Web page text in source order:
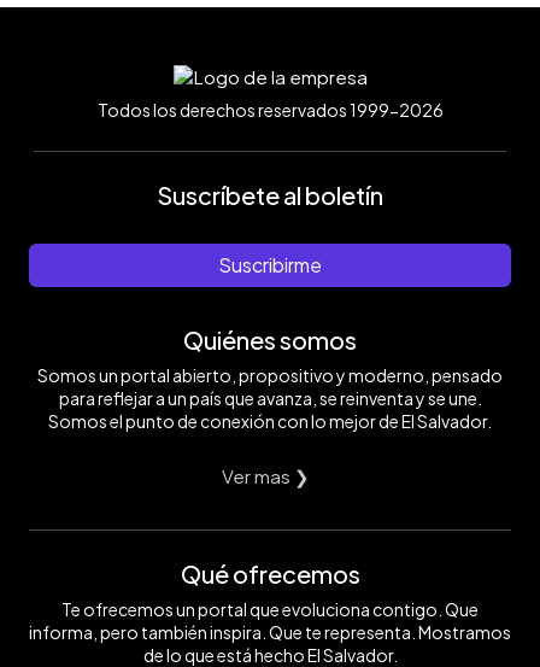
Todos los derechos reservados 1999-2026
Suscríbete al boletín
Suscribirme
Quiénes somos
Somos un portal abierto, propositivo y moderno, pensado
para reflejar a un país que avanza, se reinventa y se une.
Somos el punto de conexión con lo mejor de El Salvador.
Ver mas ❯
Qué ofrecemos
Te ofrecemos un portal que evoluciona contigo. Que
informa, pero también inspira. Que te representa. Mostramos
de lo que está hecho El Salvador.